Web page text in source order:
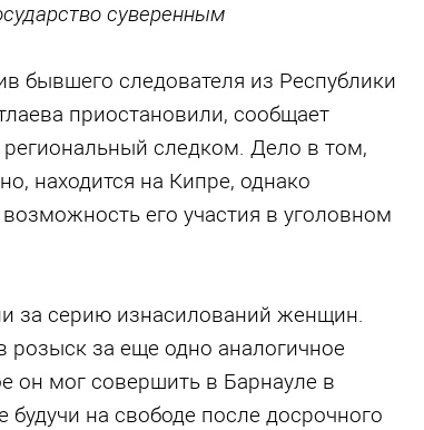
суверенным
бывшего следователя из Республики
приостановили, сообщает
региональный следком. Дело в том,
находится на Кипре, однако
возможность его участия в уголовном
за серию изнасилований женщин.
розыск за еще одно аналогичное
он мог совершить в Барнауле в
будучи на свободе после досрочного